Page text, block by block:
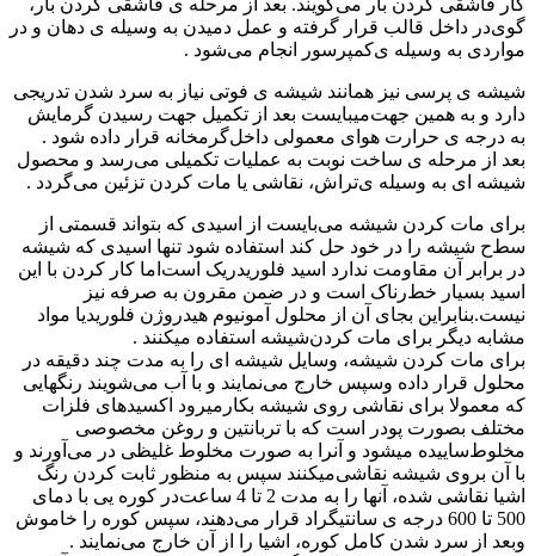
کار قاشقی کردن‌ بار می‌گویند. بعد از مرحله ی قاشقی کردن‌ بار،
گوی‌در داخل‌ قالب‌ قرار گرفته و عمل دمیدن به‌ وسیله ی دهان و در
مواردی‌ به‌ وسیله ی‌کمپرسور انجام می‌شود .‌
شیشه ی پرسی‌ نیز همانند شیشه ی فوتی‌ نیاز به‌ سرد شدن تدریجی
دارد و به‌ همین جهت‌میبایست بعد از تکمیل جهت رسیدن گرمایش‌
به‌ درجه‌ ی حرارت‌ هوای معمولی‌ داخل‌‌گرمخانه‌ قرار داده‌ شود .‌
بعد از مرحله ی ساخت‌ نوبت‌ به‌ عملیات تکمیلی می‌رسد و محصول
شیشه ای به‌ وسیله ی‌تراش، نقاشی‌ یا مات کردن‌ تزئین می‌گردد .‌
برای مات کردن‌ شیشه می‌بایست از اسیدی که‌ بتواند قسمتی از
سط‌ح‌ شیشه را در خود حل‌ ‌کند استفاده‌ شود تنها اسیدی که‌ شیشه
در برابر آن مقاومت‌ ندارد اسید فلوریدریک‌ است‌‌اما کار کردن‌ با این‌
اسید بسیار خط‌رناک است‌ و در ضمن مقرون‌ به‌ صرفه‌ نیز
نیست.‌بنابراین‌ بجای آن از محلول آمونیوم هیدروژن‌ فلوریدیا مواد
مشابه‌ دیگر برای مات کردن‌‌شیشه استفاده‌ میکنند .‌
برای مات کردن‌ شیشه، وسایل‌ شیشه ای را به‌ مدت چند دقیقه در
محلول قرار داده‌ و‌سپس خارج‌ می‌نمایند و با آب می‌شویند رنگهایی‌
که‌ معمولا برای نقاشی‌ روی‌ شیشه بکار‌میرود اکسیدهای فلزات
مختلف بصورت‌ پودر است‌ که‌ با تربانتین و روغن‌ مخصوصی
مخلوط‌ساییده میشود و آنرا به‌ صورت‌ مخلوط غلیظی‌ در می‌آورند و
با آن بروی‌ شیشه نقاشی‌‌میکنند سپس به‌ منظور ثابت‌ کردن‌ رنگ‌
اشیا نقاشی‌ شده، آنها را به‌ مدت 2 تا 4 ساعت‌‌در کوره‌ یی‌ با دمای
500 تا 600 درجه‌ ی سانتیگراد قرار می‌دهند، سپس کوره‌ را خاموش
و‌بعد از سرد شدن کامل‌ کوره‌، اشیا را از آن خارج‌ می‌نمایند .‌